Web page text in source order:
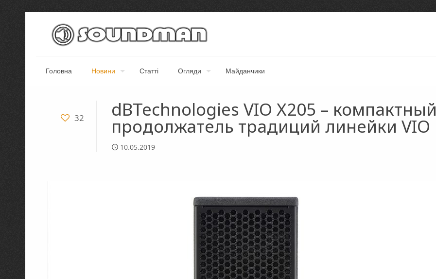
Головна Новини Статті Огляди Майданчики
32 dBTechnologies VIO X205 – компактный
продолжатель традиций линейки VIO
10.05.2019